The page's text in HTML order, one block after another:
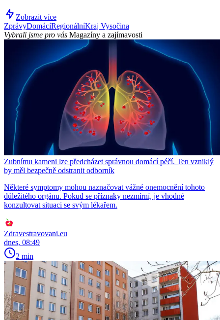
Zobrazit více
ZprávyDomácíRegionálníKraj Vysočina
Vybrali jsme pro vás Magazíny a zajímavosti
Zubnímu kameni lze předcházet správnou domácí péčí. Ten vzniklý
by měl bezpečně odstranit odborník
Některé symptomy mohou naznačovat vážné onemocnění tohoto
důležitého orgánu. Pokud se příznaky nezmírní, je vhodné
konzultovat situaci se svým lékařem.
Zdravestravovani.eu
dnes, 08:49
2 min